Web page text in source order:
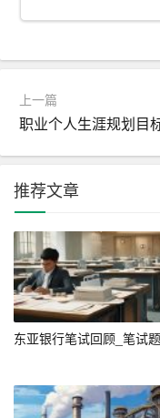
这类题目主要考查考
金融工具、金融市场
言语理解题目要求考
后回答问题。备考时，
章逻辑结构的把握。
保答题时语言准确、
3. 数字计算
数字计算题目涉及基
高计算速度。此外，
排序、数据解读等。
上一篇
推荐文章
东亚银行笔试回顾_笔试